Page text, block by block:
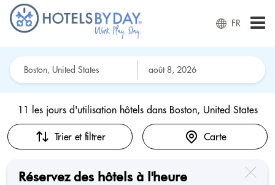
FR
11 les jours d'utilisation hôtels dans Boston, United States
Trier et filtrer Carte
Réservez des hôtels à l'heure